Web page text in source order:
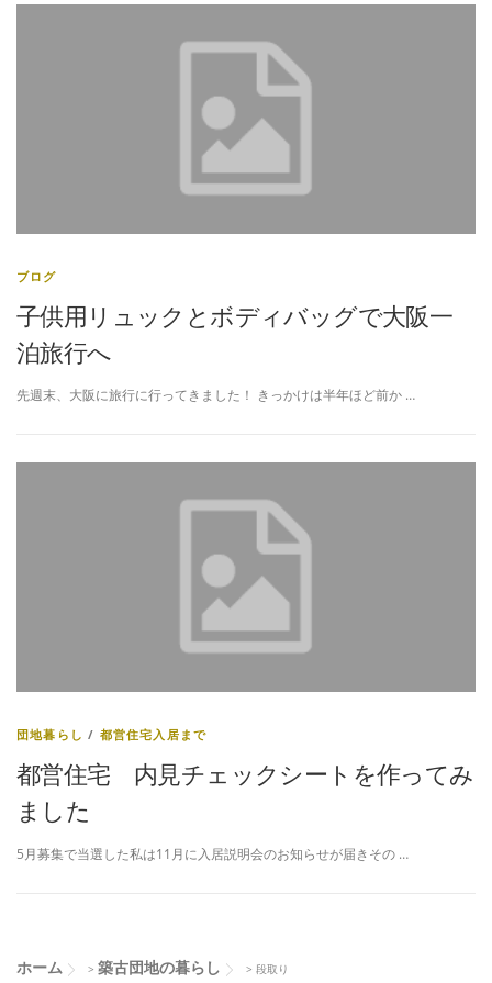
ブログ
子供用リュックとボディバッグで大阪一
泊旅行へ
先週末、大阪に旅行に行ってきました！ きっかけは半年ほど前か …
団地暮らし / 都営住宅入居まで
都営住宅 内見チェックシートを作ってみ
ました
5月募集で当選した私は11月に入居説明会のお知らせが届きその …
ホーム > 築古団地の暮らし > 段取り